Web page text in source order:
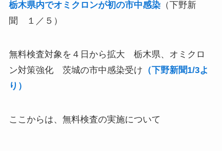
栃木県内でオミクロンが初の市中感染（下野新
聞 １／５）
無料検査対象を４日から拡大 栃木県、オミクロ
ン対策強化 茨城の市中感染受け （下野新聞1/3よ
り）
ここからは、無料検査の実施について